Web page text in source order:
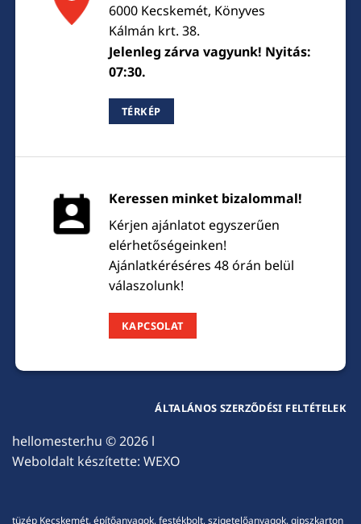
6000 Kecskemét, Könyves
Kálmán krt. 38.
Jelenleg zárva vagyunk! Nyitás:
07:30.
TÉRKÉP
Keressen minket bizalommal!
Kérjen ajánlatot egyszerűen
elérhetőségeinken!
Ajánlatkéréséres 48 órán belül
válaszolunk!
KAPCSOLAT
hellomester.hu © 2026 l
Weboldalt készítette: WEXO
ÁLTALÁNOS SZERZŐDÉSI FELTÉTELEK
tüzép Kecskemét, építőanyagok, festékbolt, szigetelőanyagok, gipszkarton